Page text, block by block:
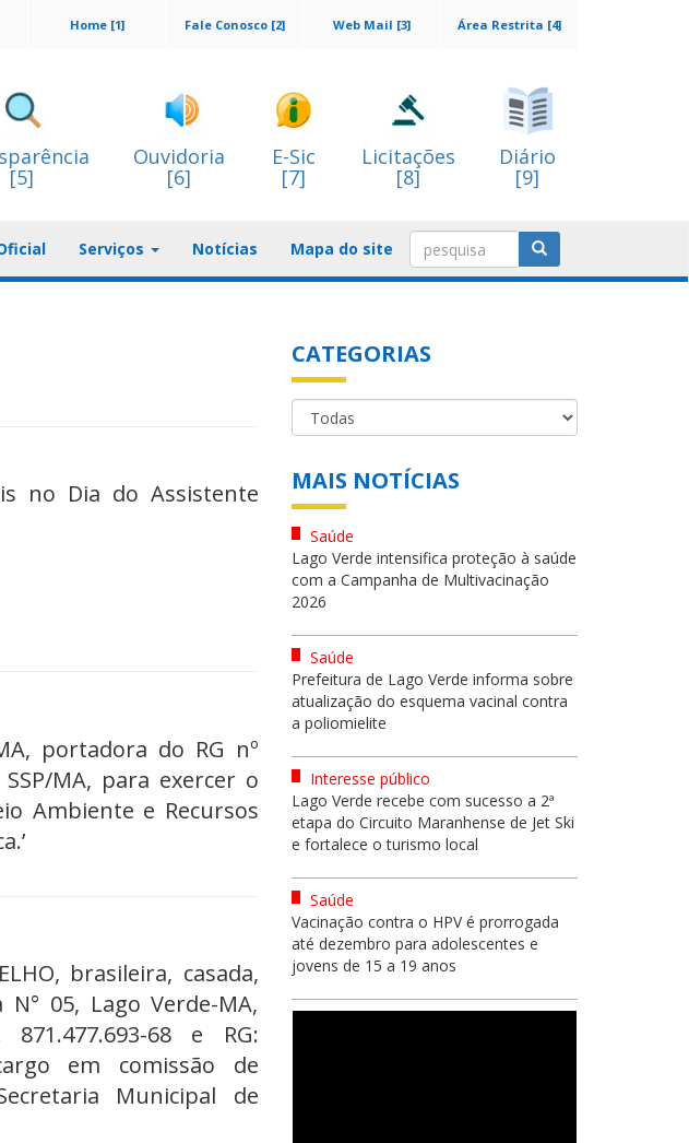
Área Restrita [4]
Web Mail [3]
Fale Conosco [2]
Home [1]
[5]
Ouvidoria
[6]
E-Sic
[7]
Licitações
[8]
Diário
[9]
Serviços Notícias Mapa do site
no Dia do Assistente
portadora do RG nº
MA, para exercer o
Ambiente e Recursos
brasileira, casada,
05, Lago Verde-MA,
871.477.693-68 e RG:
em comissão de
Municipal de
CATEGORIAS
MAIS NOTÍCIAS
Saúde
Lago Verde intensifica proteção à saúde
com a Campanha de Multivacinação
2026
Saúde
Prefeitura de Lago Verde informa sobre
atualização do esquema vacinal contra
a poliomielite
Interesse público
Lago Verde recebe com sucesso a 2ª
etapa do Circuito Maranhense de Jet Ski
e fortalece o turismo local
Saúde
Vacinação contra o HPV é prorrogada
até dezembro para adolescentes e
jovens de 15 a 19 anos